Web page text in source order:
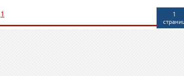
1
1